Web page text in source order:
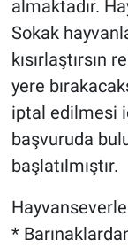
almaktadır.
Sokak
kısırlaştırsın
yere
iptal edilmesi
başvuruda
başlatılmıştır.
*